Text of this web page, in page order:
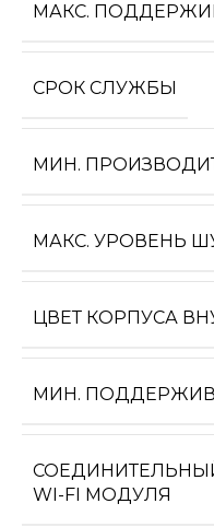
МАКС.
СРОК СЛУЖБЫ
МИН.
МАКС. УРОВЕНЬ
ЦВЕТ КОРПУСА
МИН.
WI-FI МОДУЛЯ